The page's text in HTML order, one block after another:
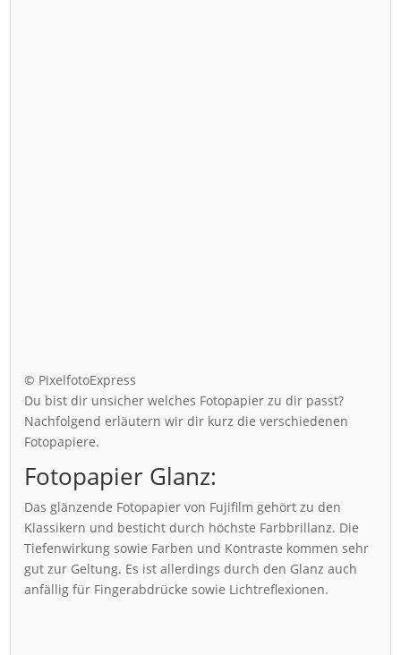
© PixelfotoExpress
Du bist dir unsicher welches Fotopapier zu dir passt?
Nachfolgend erläutern wir dir kurz die verschiedenen
Fotopapiere.
Fotopapier Glanz:
Das glänzende Fotopapier von Fujifilm gehört zu den
Klassikern und besticht durch höchste Farbbrillanz. Die
Tiefenwirkung sowie Farben und Kontraste kommen sehr
gut zur Geltung. Es ist allerdings durch den Glanz auch
anfällig für Fingerabdrücke sowie Lichtreflexionen.